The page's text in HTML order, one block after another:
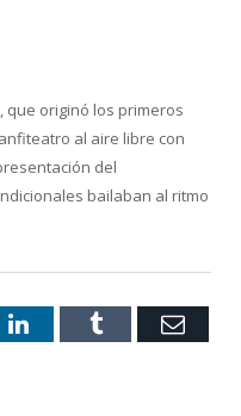
que originó los primeros
al aire libre con
del
bailaban al ritmo
LinkedInTumblr Email